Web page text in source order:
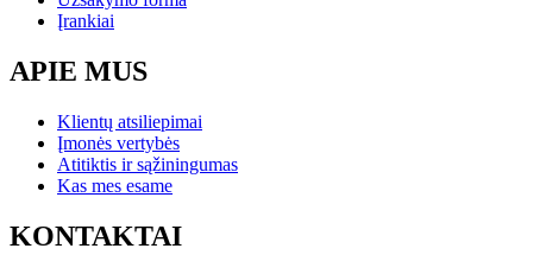
Įrankiai
APIE MUS
Klientų atsiliepimai
Įmonės vertybės
Atitiktis ir sąžiningumas
Kas mes esame
KONTAKTAI